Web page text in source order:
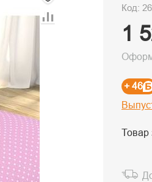
Код:
1
+ 46
Товар